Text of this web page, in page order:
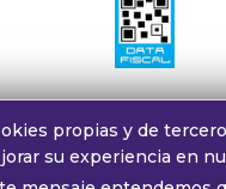
propias y de
su experiencia en